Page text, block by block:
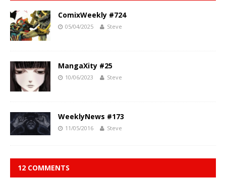
ComixWeekly #724
05/04/2025 Steve
MangaXity #25
10/06/2023 Steve
WeeklyNews #173
11/05/2016 Steve
12 COMMENTS